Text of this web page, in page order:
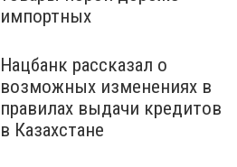
импортных
Нацбанк рассказал о
возможных изменениях в
правилах выдачи кредитов
в Казахстане